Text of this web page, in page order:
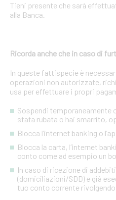
Tieni presente che sarà
alla Banca.
Ricorda anche che in caso di
In queste fattispecie è
operazioni non autorizzate,
usa per effettuare i propri
Sospendi temporaneamente
stata rubata o hai smarrito,
Blocca l’internet banking o
Blocca la carta, l’internet
conto come ad esempio un
In caso di ricezione di
(domiciliazioni/SDD) e già
tuo conto corrente